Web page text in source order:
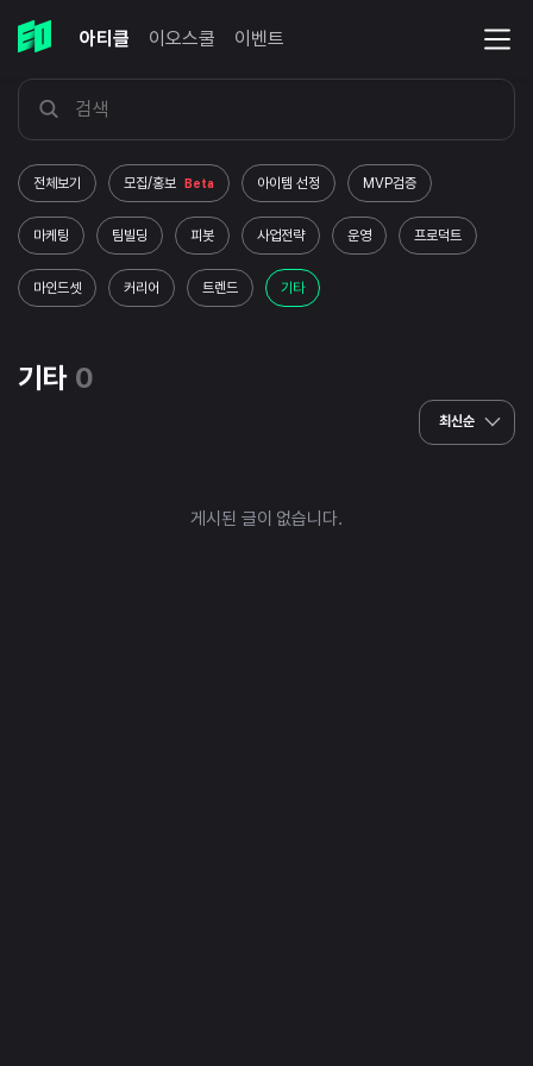
아티클 이오스쿨 이벤트
전체보기 모집/홍보 Beta 아이템 선정 MVP검증
마케팅 팀빌딩 피봇 사업전략 운영 프로덕트
마인드셋 커리어 트렌드 기타
기타 0
최신순
게시된 글이 없습니다.